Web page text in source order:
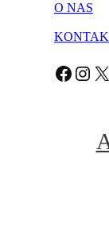
O NAS
Facebook Instagram X